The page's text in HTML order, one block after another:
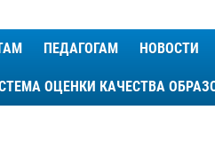
ПЕДАГОГАМ НОВОСТИ
ОЦЕНКИ КАЧЕСТВА